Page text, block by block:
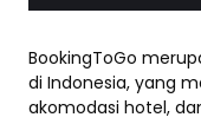
BookingToGo
di Indonesia, yang
akomodasi hotel,